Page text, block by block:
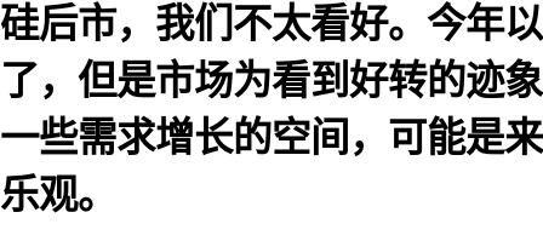
硅后市，我们不太看好。今年
了，但是市场为看到好转的迹
一些需求增长的空间，可能是
乐观。